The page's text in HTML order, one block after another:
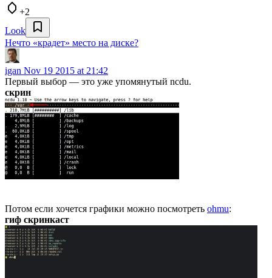
+2
Look
Нечто «крадет» место на диске?
igan Nov 19 2015 at 21:42
Первый выбор — это уже упомянутый ncdu.
скрин
Потом если хочется графики можно посмотреть ohmu:
гиф скринкаст